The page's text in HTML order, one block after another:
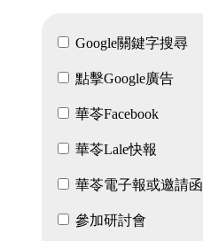
Google關鍵字搜尋
點擊Google廣告
華苓Facebook
華苓Lale快報
華苓電子報或邀請函
參加研討會